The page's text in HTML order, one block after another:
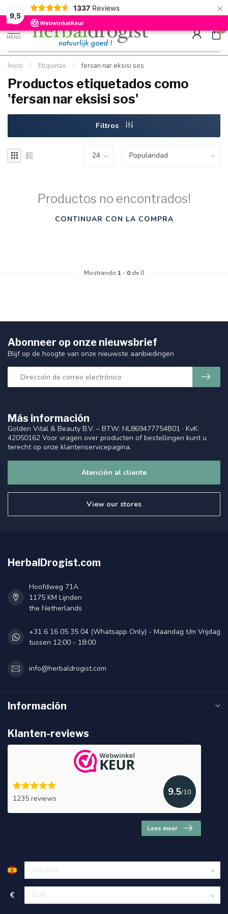
9,5
1337 Reviews ×
Kostenloser DE-Versand ab Mindestbestellwert |
Schnell geliefert
Minimum
Hızlı
MENÚ
0
Inicio / Etiquetas / fersan nar eksisi sos
Productos etiquetados como
'fersan nar eksisi sos'
Filtros
Productos no encontrados!
CONTINUAR CON LA COMPRA
Mostrando 1 - 0 de 0
Más información
Golden Vital & Beauty B.V. – BTW: NL869477754B01 · KvK:
42050162 Voor vragen over producten of bestellingen kunt u
terecht op onze klantenservicepagina.
Atención al cliente
View our stores
Abonneer op onze nieuwsbrief
Blijf op de hoogte van onze nieuwste aanbiedingen
HerbalDrogist.com
Hoofdweg 71A
1175 KM Lijnden
the Netherlands
+31 6 16 05 35 04 (Whatsapp Only) - Maandag t/m Vrijdag
tussen 12:00 - 18:00
info@herbaldrogist.com
Información
Klanten-reviews
1235 reviews
9.5/10
Lees meer
€